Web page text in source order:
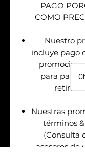
PAGO
COMO
Nuestro
incluye pago
para
retiros
Nuestras
términos
(Consulta
asesores de